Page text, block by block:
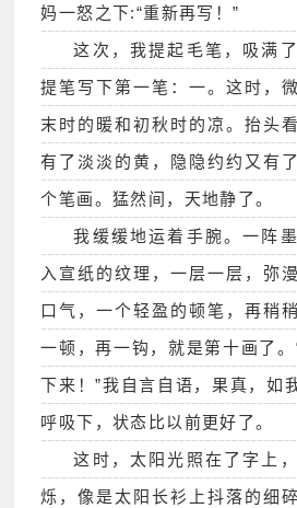
妈一怒之下:“重新再写！”
这次，我提起毛笔，吸满
提笔写下第一笔：一。这时，
末时的暖和初秋时的凉。抬头
有了淡淡的黄，隐隐约约又有
个笔画。猛然间，天地静了。
我缓缓地运着手腕。一阵
入宣纸的纹理，一层一层，弥
口气，一个轻盈的顿笔，再稍
一顿，再一钩，就是第十画了
下来！”我自言自语，果真，如
呼吸下，状态比以前更好了。
这时，太阳光照在了字上
烁，像是太阳长衫上抖落的细